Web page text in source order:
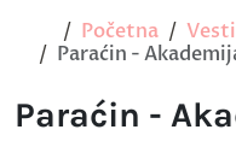
Početna
Vesti
Paraćin -
Paraćin -